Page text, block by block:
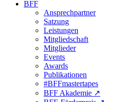
BFF
Ansprechpartner
Satzung
Leistungen
Mitgliedschaft
Mitglieder
Events
Awards
Publikationen
#BFFmastertapes
BFF Akademie ↗︎